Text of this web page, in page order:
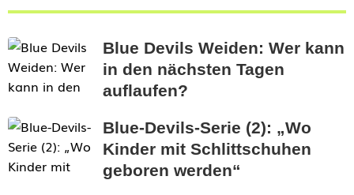
Blue Devils Weiden: Wer kann
in den nächsten Tagen
auflaufen?
Blue-Devils-Serie (2): „Wo
Kinder mit Schlittschuhen
geboren werden“